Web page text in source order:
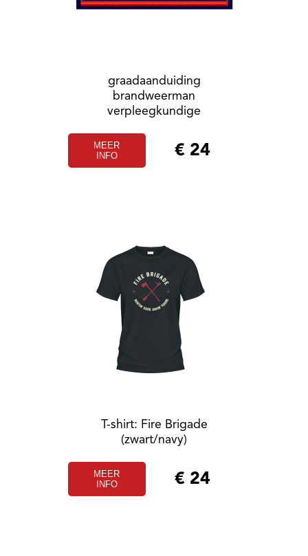
graadaanduiding
brandweerman
verpleegkundige
MEER
INFO
€ 24
T-shirt: Fire Brigade
(zwart/navy)
MEER
INFO
€ 24